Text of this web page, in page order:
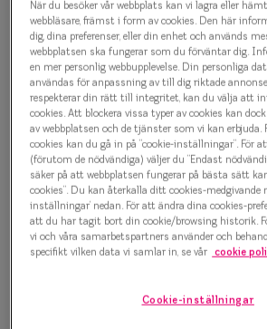
Bold Geometry
Glasögonbåge
500 kr
Svart
Bågstorlek
S
När du besöker vår webbplats kan vi lagra eller
webbläsare, främst i form av cookies. Den här
dig, dina preferenser, eller din enhet och används
webbplatsen ska fungerar som du förväntar dig.
en mer personlig webbupplevelse. Din personliga
användas för anpassning av till dig riktade
respekterar din rätt till integritet, kan du välja att
cookies. Att blockera vissa typer av cookies kan
av webbplatsen och de tjänster som vi kan erbjuda.
cookies kan du gå in på ”cookie-inställningar”. För
(förutom de nödvändiga) väljer du ”Endast
säker på att webbplatsen fungerar på bästa sätt
cookies”. Du kan återkalla ditt cookies-medgivande
inställningar’ nedan. För att ändra dina cookies-
att du har tagit bort din cookie/browsing historik.
vi och våra samarbetspartners använder och
specifikt vilken data vi samlar in, se vår cookie
Cookie-inställningar